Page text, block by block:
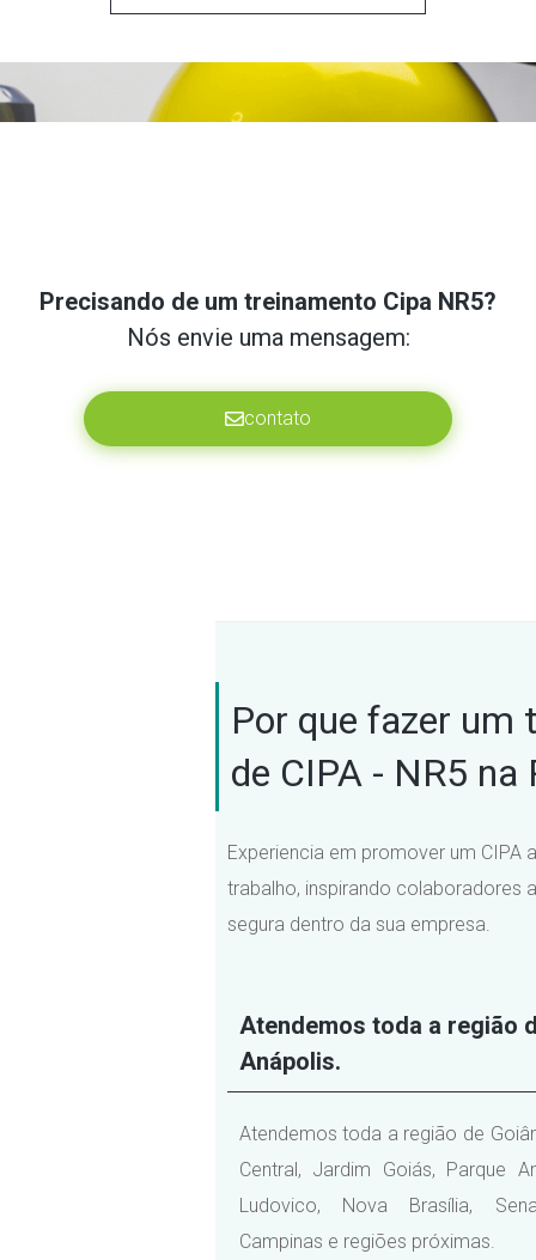
Precisando de um treinamento Cipa NR5?
Nós envie uma mensagem:
contato
Por que fazer um
de CIPA - NR5 na
Experiencia em promover um CIPA
trabalho, inspirando colaboradores
segura dentro da sua empresa.
Atendemos toda a região
Anápolis.
Atendemos toda a região de
Central, Jardim Goiás, Parque
Ludovico, Nova Brasília,
Campinas e regiões próximas.